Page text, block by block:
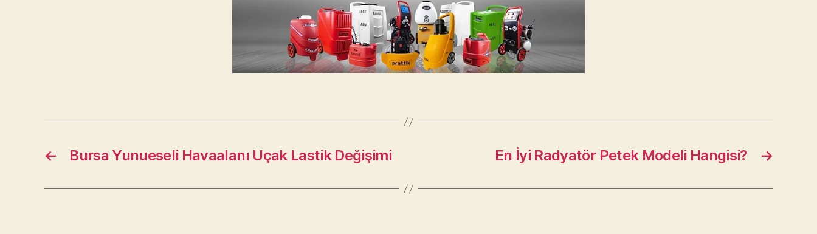
← Bursa Yunueseli Havaalanı Uçak Lastik Değişimi →
En İyi Radyatör Petek Modeli Hangisi?